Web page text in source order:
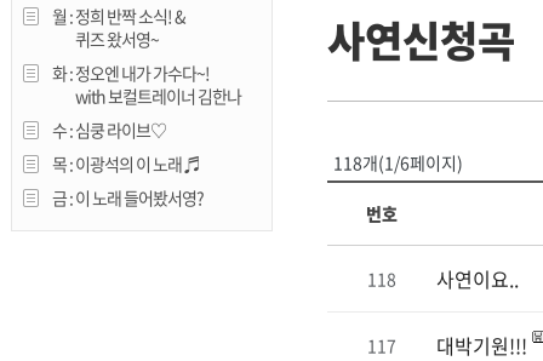
월 :정희 반짝 소식! &
퀴즈 왔서영~
화 :정오엔 내가 가수다~!
with 보컬트레이너 김한나
수 :심쿵 라이브♡
목 :이광석의 이 노래 ♬
금 :이 노래 들어봤서영?
사연신청곡
118개(1/6페이지)
번호
118 사연이요..
117 대박기원!!!